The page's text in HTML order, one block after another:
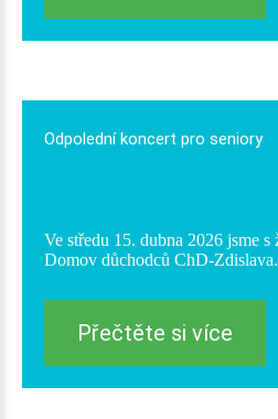
Odpolední koncert pro seniory
Ve středu 15. dubna 2026 jsme
Domov důchodců ChD-Zdislava.
Přečtěte si více